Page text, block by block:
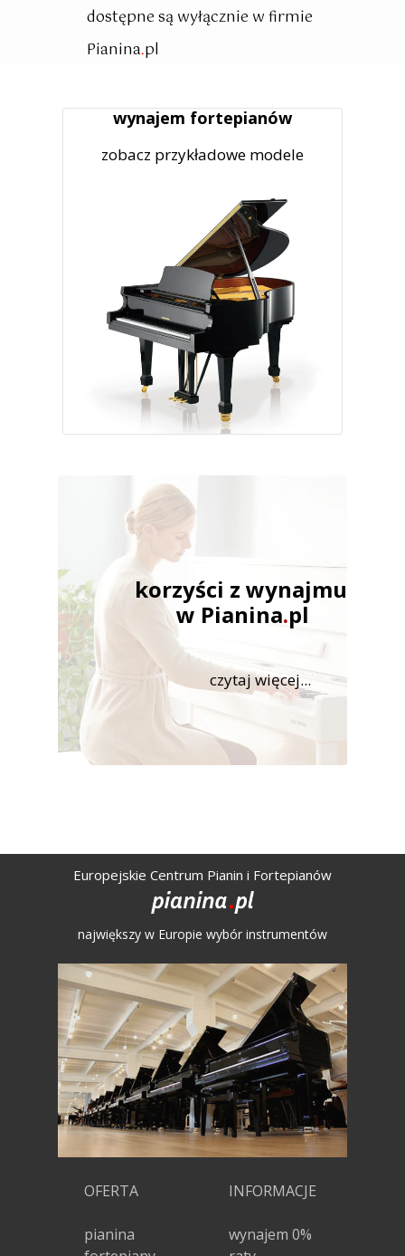
dostępne są wyłącznie w firmie
Pianina.pl
wynajem fortepianów
zobacz przykładowe modele
korzyści z wynajmu
w Pianina.pl
czytaj więcej...
INFORMACJE
wynajem 0%
Europejskie Centrum Pianin i Fortepianów
największy w Europie wybór instrumentów
OFERTA
pianina